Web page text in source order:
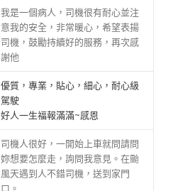
我是一個病人，司機很有耐心並注
意我的安全，非常暖心，希望表揚
司機，鼓勵持續好的服務，再次感
謝他
優質，專業，貼心，細心，耐心級
駕駛
好人一生福報滿滿~感恩
司機人很好，一開始上車就問請問
妳想要怎麼走，詢問我意見。在颱
風天遇到人不錯司機，送到家門
口。